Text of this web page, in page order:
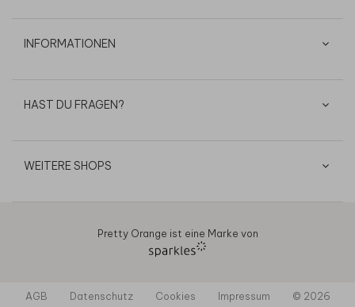
INFORMATIONEN
HAST DU FRAGEN?
WEITERE SHOPS
Pretty Orange ist eine Marke von
AGB Datenschutz Cookies Impressum © 2026